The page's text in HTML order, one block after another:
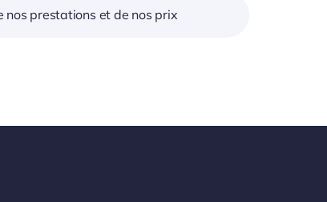
nos prestations et de nos prix